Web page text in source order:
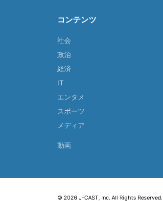
コンテンツ
社会
政治
経済
IT
エンタメ
スポーツ
メディア
動画
© 2026 J-CAST, Inc. All Rights Reserved.